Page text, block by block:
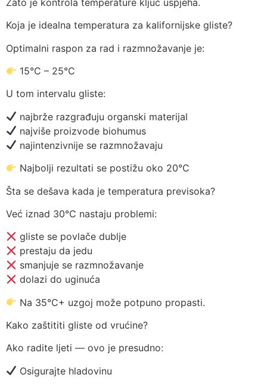
Koja je idealna temperatura za kalifornijske gliste?
Optimalni raspon za rad i razmnožavanje je:
15°C – 25°C
U tom intervalu gliste:
najbrže razgrađuju organski materijal
najviše proizvode biohumus
najintenzivnije se razmnožavaju
Najbolji rezultati se postižu oko 20°C
Šta se dešava kada je temperatura previsoka?
Već iznad 30°C nastaju problemi:
gliste se povlače dublje
prestaju da jedu
smanjuje se razmnožavanje
dolazi do uginuća
Na 35°C+ uzgoj može potpuno propasti.
Kako zaštititi gliste od vrućine?
Ako radite ljeti — ovo je presudno:
Osigurajte hladovinu